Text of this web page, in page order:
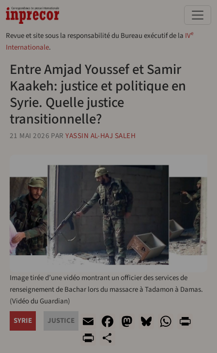
Aller au contenu principal
Revue et site sous la responsabilité du Bureau exécutif de la IVe
Internationale.
Entre Amjad Youssef et Samir
Kaakeh: justice et politique en
Syrie. Quelle justice
transitionnelle?
21 MAI 2026 PARYASSIN AL-HAJ SALEH
Image tirée d’une vidéo montrant un officier des services de
renseignement de Bachar lors du massacre à Tadamon à Damas.
(Vidéo du Guardian)
SYRIE
JUSTICE EmailFacebook
Mastodon
Bluesky
PrintFriendly